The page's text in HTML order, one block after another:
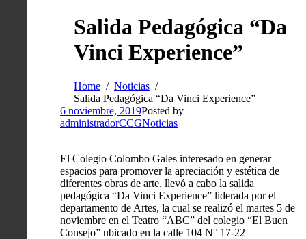
Salida Pedagógica “Da
Vinci Experience”
Home
Noticias
Salida Pedagógica “Da Vinci Experience”
6 noviembre, 2019Posted by
administradorCCGNoticias
El Colegio Colombo Gales interesado en generar
espacios para promover la apreciación y estética de
diferentes obras de arte, llevó a cabo la salida
pedagógica “Da Vinci Experience” liderada por el
departamento de Artes, la cual se realizó el martes 5 de
noviembre en el Teatro “ABC” del colegio “El Buen
Consejo” ubicado en la calle 104 N° 17-22